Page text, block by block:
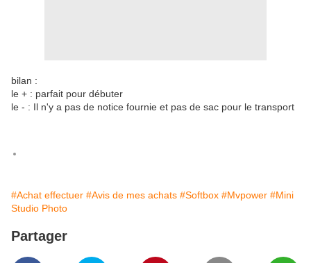
bilan :
le + : parfait pour débuter
le - : Il n'y a pas de notice fournie et pas de sac pour le transport
#Achat effectuer #Avis de mes achats #Softbox #Mvpower #Mini
Studio Photo
Partager